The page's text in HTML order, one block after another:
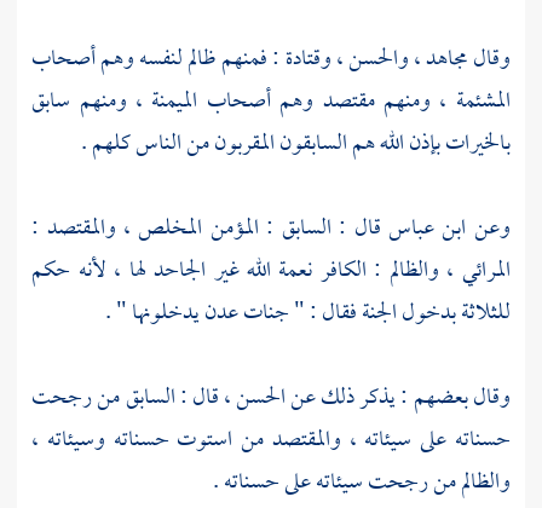
وقالمجاهد،والحسن،وقتادة : فمنهم ظالم لنفسه وهم أصحاب
المشئمة ، ومنهم مقتصد وهم أصحاب الميمنة ، ومنهم سابق
بالخيرات بإذن الله هم السابقون المقربون من الناس كلهم .
وعن ابن عباسقال : السابق : المؤمن المخلص ، والمقتصد :
المرائي ، والظالم : الكافر نعمة الله غير الجاحد لها ، لأنه حكم
للثلاثة بدخول الجنة فقال : " جنات عدن يدخلونها " .
وقال بعضهم : يذكر ذلك عنالحسن، قال : السابق من رجحت
حسناته على سيئاته ، والمقتصد من استوت حسناته وسيئاته ،
والظالم من رجحت سيئاته على حسناته .